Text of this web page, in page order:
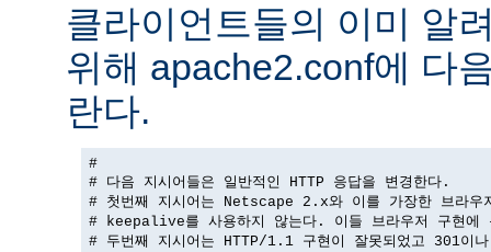
클라이언트들의 이미 알
위해 apache2.conf에 다
란다.
#
# 다음 지시어들은 일반적인 HTTP 응답을 변경한다.
# 첫번째 지시어는 Netscape 2.x와 이를 가장한 브라우
# keepalive를 사용하지 않는다. 이들 브라우저 구현에
# 두번째 지시어는 HTTP/1.1 구현이 잘못되었고 301이